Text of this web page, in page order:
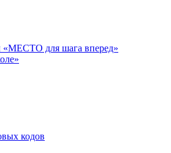
«МЕСТО для шага вперед»
кодов